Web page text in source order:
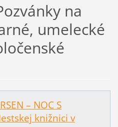
na
umelecké
– NOC S
knižnici v